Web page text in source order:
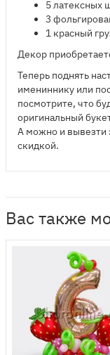
5 латексных
3
1 красный
Декор
Теперь поднять
имениннику или
посмотрите, что
оригинальный
А можно и вывезти
скидкой.
Вас также